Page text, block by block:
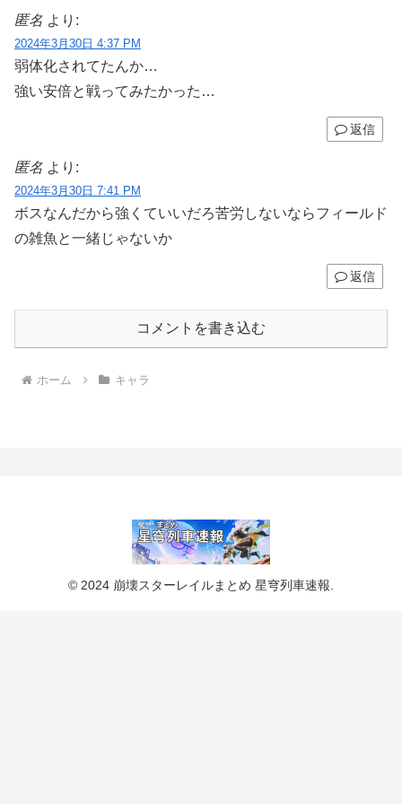
匿名 より:
2024年3月30日 4:37 PM
弱体化されてたんか…
強い安倍と戦ってみたかった…
返信
匿名 より:
2024年3月30日 7:41 PM
ボスなんだから強くていいだろ苦労しないならフィールド
の雑魚と一緒じゃないか
返信
コメントを書き込む
ホーム キャラ
© 2024 崩壊スターレイルまとめ 星穹列車速報.